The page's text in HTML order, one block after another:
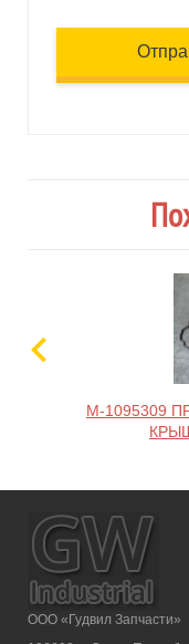
M-1095309
ООО «Гудвил Запчасти»